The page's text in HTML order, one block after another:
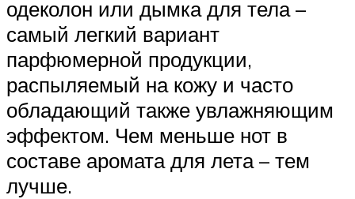
одеколон или дымка для тела –
самый легкий вариант
парфюмерной продукции,
распыляемый на кожу и часто
обладающий также увлажняющим
эффектом. Чем меньше нот в
составе аромата для лета – тем
лучше.